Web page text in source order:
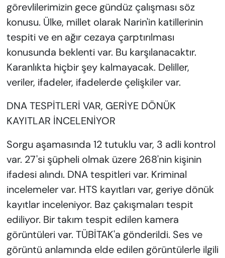
görevlilerimizin gece gündüz çalışması söz
konusu. Ülke, millet olarak Narin'in katillerinin
tespiti ve en ağır cezaya çarptırılması
konusunda beklenti var. Bu karşılanacaktır.
Karanlıkta hiçbir şey kalmayacak. Deliller,
veriler, ifadeler, ifadelerde çelişkiler var.
DNA TESPİTLERİ VAR, GERİYE DÖNÜK
KAYITLAR İNCELENİYOR
Sorgu aşamasında 12 tutuklu var, 3 adli kontrol
var. 27'si şüpheli olmak üzere 268'nin kişinin
ifadesi alındı. DNA tespitleri var. Kriminal
incelemeler var. HTS kayıtları var, geriye dönük
kayıtlar inceleniyor. Baz çakışmaları tespit
ediliyor. Bir takım tespit edilen kamera
görüntüleri var. TÜBİTAK'a gönderildi. Ses ve
görüntü anlamında elde edilen görüntülerle ilgili